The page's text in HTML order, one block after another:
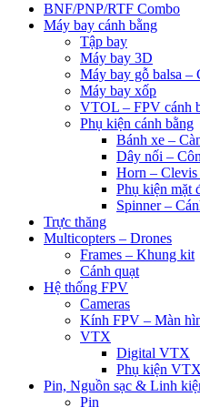
BNF/PNP/RTF Combo
Máy bay cánh bằng
Tập bay
Máy bay 3D
Máy bay gỗ balsa –
Máy bay xốp
VTOL – FPV cánh
Phụ kiện cánh bằng
Bánh xe –
Dây nối –
Horn –
Phụ kiện
Spinner –
Trực thăng
Multicopters – Drones
Frames – Khung kit
Cánh quạt
Hệ thống FPV
Cameras
Kính FPV – Màn
VTX
Digital VTX
Phụ kiện
Pin, Nguồn sạc & Linh
Pin